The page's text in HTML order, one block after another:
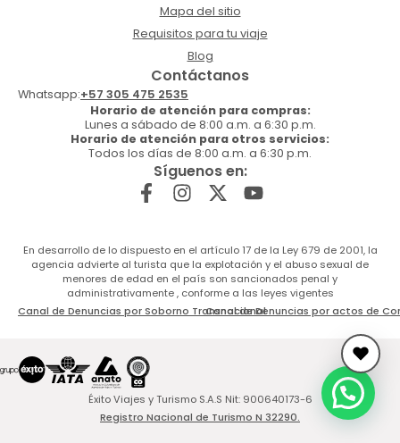
Mapa del sitio
Requisitos para tu viaje
Blog
Contáctanos
Whatsapp:+57 305 475 2535
Horario de atención para compras:
Lunes a sábado de 8:00 a.m. a 6:30 p.m.
Horario de atención para otros servicios:
Todos los días de 8:00 a.m. a 6:30 p.m.
Síguenos en:
En desarrollo de lo dispuesto en el artículo 17 de la Ley 679 de 2001, la
agencia advierte al turista que la explotación y el abuso sexual de
menores de edad en el país son sancionados penal y
administrativamente , conforme a las leyes vigentes
Canal de Denuncias por Soborno TransnacionalCanal de Denuncias por actos de
Éxito Viajes y Turismo S.A.S Nit: 900640173-6
Registro Nacional de Turismo N 32290.